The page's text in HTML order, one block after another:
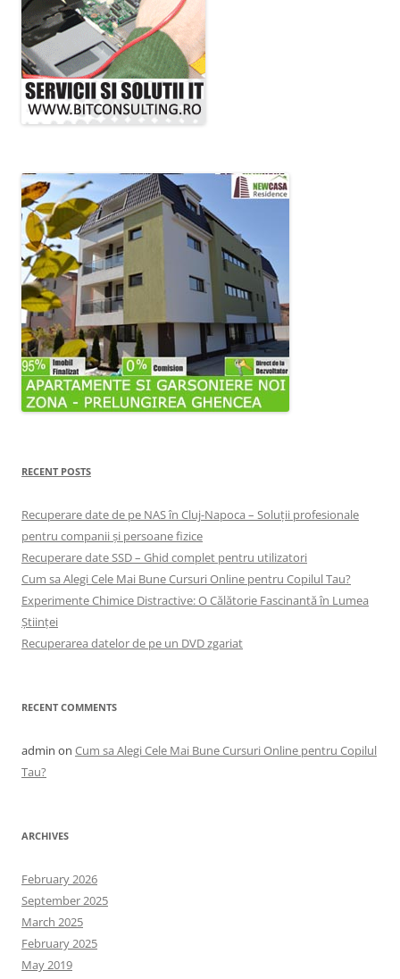
RECENT POSTS
Recuperare date de pe NAS în Cluj-Napoca – Soluții profesionale
pentru companii și persoane fizice
Recuperare date SSD – Ghid complet pentru utilizatori
Cum sa Alegi Cele Mai Bune Cursuri Online pentru Copilul Tau?
Experimente Chimice Distractive: O Călătorie Fascinantă în Lumea
Științei
Recuperarea datelor de pe un DVD zgariat
RECENT COMMENTS
admin on Cum sa Alegi Cele Mai Bune Cursuri Online pentru Copilul
Tau?
ARCHIVES
February 2026
September 2025
March 2025
February 2025
May 2019